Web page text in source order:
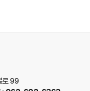
로 99